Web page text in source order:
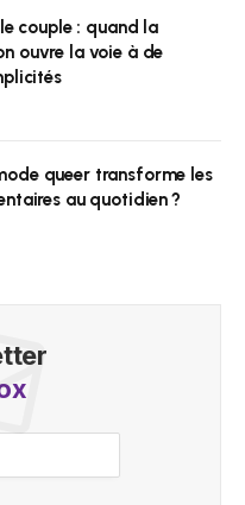
couple : quand la
ouvre la voie à de
queer transforme les
au quotidien ?